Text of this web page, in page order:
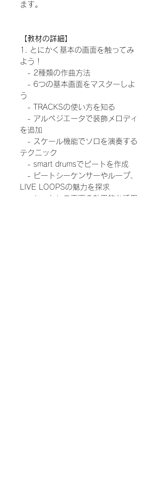
ます。
【教材の詳細】
1. とにかく基本の画面を触ってみ
よう！
- 2種類の作曲方法
- 6つの基本画面をマスターしよ
う
- TRACKSの使い方を知る
- アルペジエータで装飾メロディ
を追加
- スケール機能でソロを演奏する
テクニック
- smart drumsでビートを作成
- ビートシーケンサーやループ、
LIVE LOOPSの魅力を探求
- シーケンス画面の効果的な活用